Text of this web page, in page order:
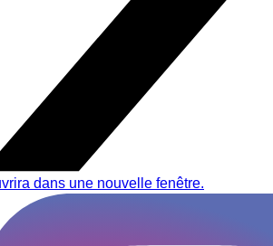
dans une nouvelle fenêtre.